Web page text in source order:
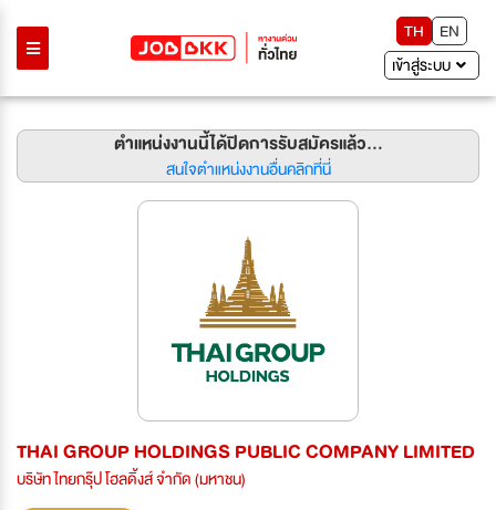
TH
EN
เข้าสู่ระบบ
ตำแหน่งงานนี้ได้ปิดการรับสมัครแล้ว...
สนใจตำแหน่งงานอื่นคลิกที่นี่
THAI GROUP HOLDINGS PUBLIC COMPANY LIMITED
บริษัท ไทยกรุ๊ป โฮลดิ้งส์ จำกัด (มหาชน)